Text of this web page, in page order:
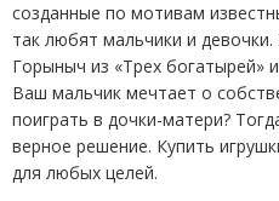
созданные по мотивам
так любят мальчики и
Горыныч из «Трех богатырей» и
Ваш мальчик мечтает о
поиграть в дочки-матери?
верное решение. Купить
для любых целей.